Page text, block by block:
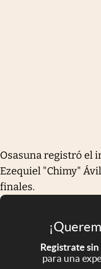
Osasuna registró el
Ezequiel "Chimy"
finales.
Registrate
para una